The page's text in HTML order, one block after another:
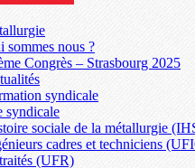
sommes nous ?
Congrès – Strasbourg 2025
syndicale
syndicale
sociale de la métallurgie
cadres et techniciens
(UFR)